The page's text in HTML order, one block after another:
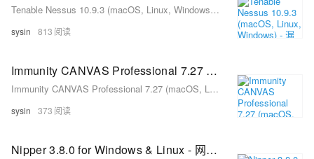
Tenable Nessus 10.9.3 (macOS, Linux, Windows) - 漏洞评估解决方案
sysin 813
Immunity CANVAS Professional 7.27 (macOS, Linux, Windows) - 渗透测试和漏洞利用平台
Immunity CANVAS Professional 7.27 (macOS, Linux, Windows) - 渗透测试和漏洞利用平台
sysin 373
Nipper 3.8.0 for Windows & Linux - 网络设备漏洞评估